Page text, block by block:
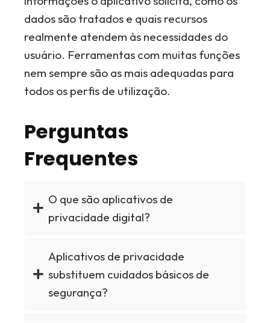
dados são tratados e quais recursos
realmente atendem às necessidades do
usuário. Ferramentas com muitas funções
nem sempre são as mais adequadas para
todos os perfis de utilização.
Perguntas
Frequentes
O que são aplicativos de
privacidade digital?
Aplicativos de privacidade
substituem cuidados básicos de
segurança?